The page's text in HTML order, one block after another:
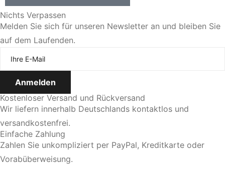
Nichts Verpassen
Melden Sie sich für unseren Newsletter an und bleiben Sie
auf dem Laufenden.
Kostenloser Versand und Rückversand
Wir liefern innerhalb Deutschlands kontaktlos und
versandkostenfrei.
Einfache Zahlung
Zahlen Sie unkompliziert per PayPal, Kreditkarte oder
Vorabüberweisung.